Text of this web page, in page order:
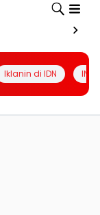
Iklanin di IDN